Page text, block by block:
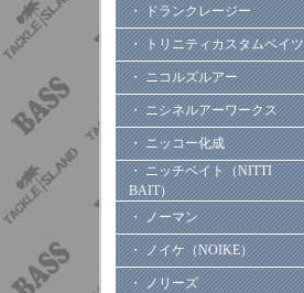
・ ドランクレージー
・ トリニティカスタムベイツ
・ ニコルズルアー
・ ニシネルアーワークス
・ ニッコー化成
・ ニッチベイト（NITTI
BAIT）
・ ノーマン
・ ノイケ（NOIKE）
・ ノリーズ